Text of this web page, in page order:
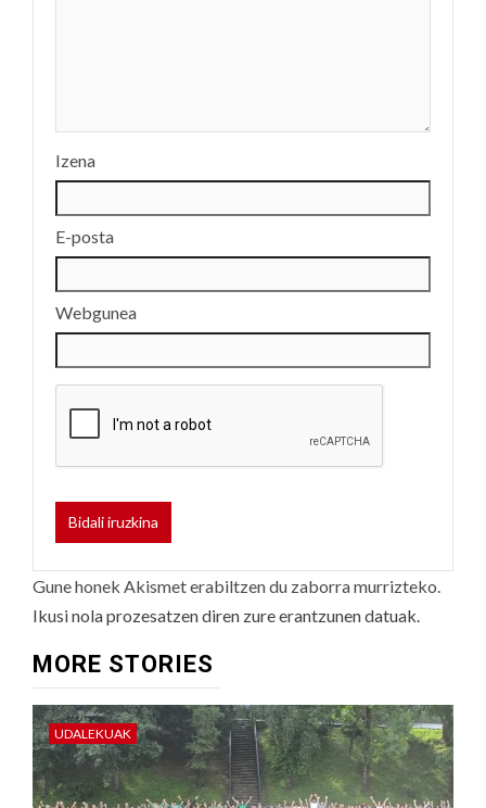
Izena
E-posta
Webgunea
Gune honek Akismet erabiltzen du zaborra murrizteko.
Ikusi nola prozesatzen diren zure erantzunen datuak.
MORE STORIES
UDALEKUAK